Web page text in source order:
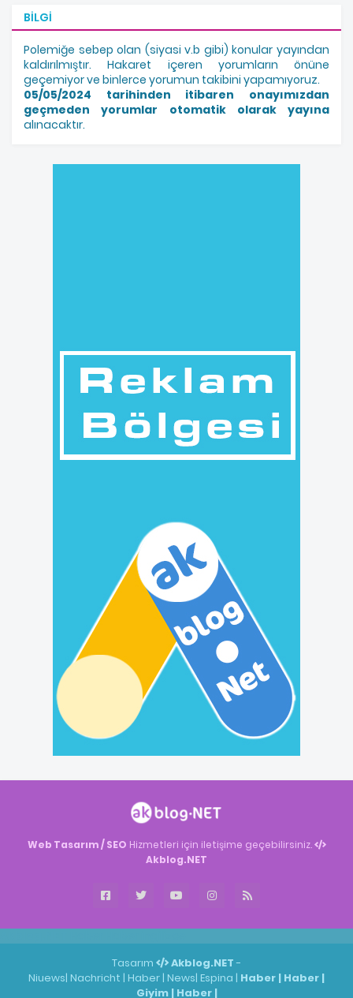
BILGI
Polemiğe sebep olan (siyasi v.b gibi) konular yayından
kaldırılmıştır. Hakaret içeren yorumların önüne
geçemiyor ve binlerce yorumun takibini yapamıyoruz.
05/05/2024 tarihinden itibaren onayımızdan
geçmeden yorumlar otomatik olarak yayına
alınacaktır.
Web Tasarım / SEO Hizmetleri için iletişime geçebilirsiniz.
Akblog.NET
Tasarım Akblog.NET -
Niuews| Nachricht | Haber | News| Espina | Haber | Haber |
Giyim| Haber|